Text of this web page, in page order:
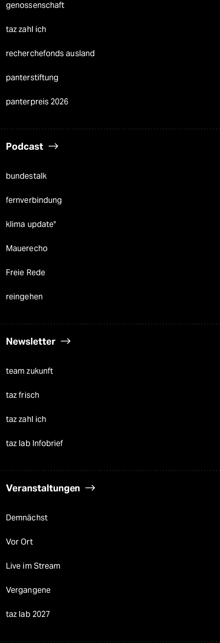
genossenschaft
taz zahl ich
recherchefonds ausland
panterstiftung
panterpreis 2026
Podcast
bundestalk
fernverbindung
klima update°
Mauerecho
Freie Rede
reingehen
Newsletter
team zukunft
taz frisch
taz zahl ich
taz lab Infobrief
Veranstaltungen
Demnächst
Vor Ort
Live im Stream
Vergangene
taz lab 2027